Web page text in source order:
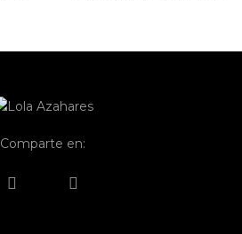
múltiples
opciones
pueden
Comparte en: